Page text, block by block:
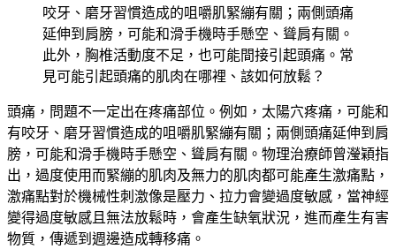
咬牙、磨牙習慣造成的咀嚼肌緊繃有關；兩側頭痛
延伸到肩膀，可能和滑手機時手懸空、聳肩有關。
此外，胸椎活動度不足，也可能間接引起頭痛。常
見可能引起頭痛的肌肉在哪裡、該如何放鬆？
頭痛，問題不一定出在疼痛部位。例如，太陽穴疼痛，可能和
有咬牙、磨牙習慣造成的咀嚼肌緊繃有關；兩側頭痛延伸到肩
膀，可能和滑手機時手懸空、聳肩有關。物理治療師曾瀅穎指
出，過度使用而緊繃的肌肉及無力的肌肉都可能產生激痛點，
激痛點對於機械性刺激像是壓力、拉力會變過度敏感，當神經
變得過度敏感且無法放鬆時，會產生缺氧狀況，進而產生有害
物質，傳遞到週邊造成轉移痛。